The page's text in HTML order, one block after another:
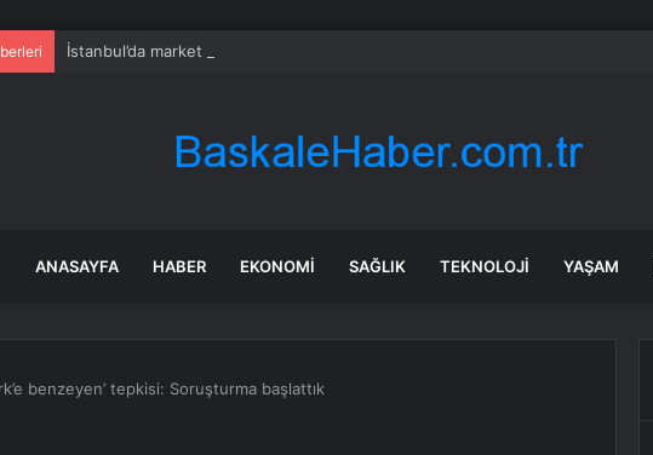
İstanbul’da market ve bakkallarda yeni uygulama devreye girdi
ANASAYFA HABER EKONOMI SAĞLIK TEKNOLOJI YAŞAM
benzeyen’ tepkisi: Soruşturma başlattık